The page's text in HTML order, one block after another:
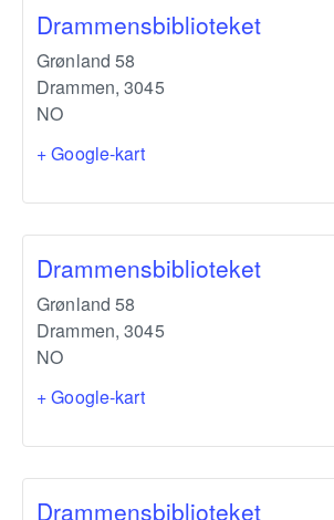
Drammensbiblioteket
Grønland 58
Drammen, 3045
NO
+ Google-kart
Drammensbiblioteket
Grønland 58
Drammen, 3045
NO
+ Google-kart
Drammensbiblioteket